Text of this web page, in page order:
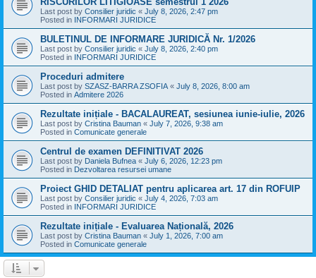
Last post by Consilier juridic « July 8, 2026, 2:47 pm
Posted in INFORMARI JURIDICE
BULETINUL DE INFORMARE JURIDICĂ Nr. 1/2026
Last post by Consilier juridic « July 8, 2026, 2:40 pm
Posted in INFORMARI JURIDICE
Proceduri admitere
Last post by SZASZ-BARRA ZSOFIA « July 8, 2026, 8:00 am
Posted in Admitere 2026
Rezultate inițiale - BACALAUREAT, sesiunea iunie-iulie, 2026
Last post by Cristina Bauman « July 7, 2026, 9:38 am
Posted in Comunicate generale
Centrul de examen DEFINITIVAT 2026
Last post by Daniela Bufnea « July 6, 2026, 12:23 pm
Posted in Dezvoltarea resursei umane
Proiect GHID DETALIAT pentru aplicarea art. 17 din ROFUIP
Last post by Consilier juridic « July 4, 2026, 7:03 am
Posted in INFORMARI JURIDICE
Rezultate inițiale - Evaluarea Națională, 2026
Last post by Cristina Bauman « July 1, 2026, 7:00 am
Posted in Comunicate generale